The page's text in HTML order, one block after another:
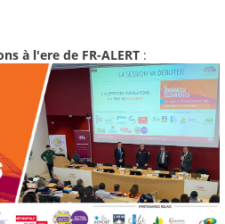
à l'ere de FR-ALERT :